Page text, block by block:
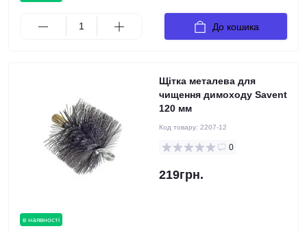
До кошика
в наявності
Щітка металева для
чищення димоходу Savent
120 мм
Код товару: 2207-12
0
219грн.